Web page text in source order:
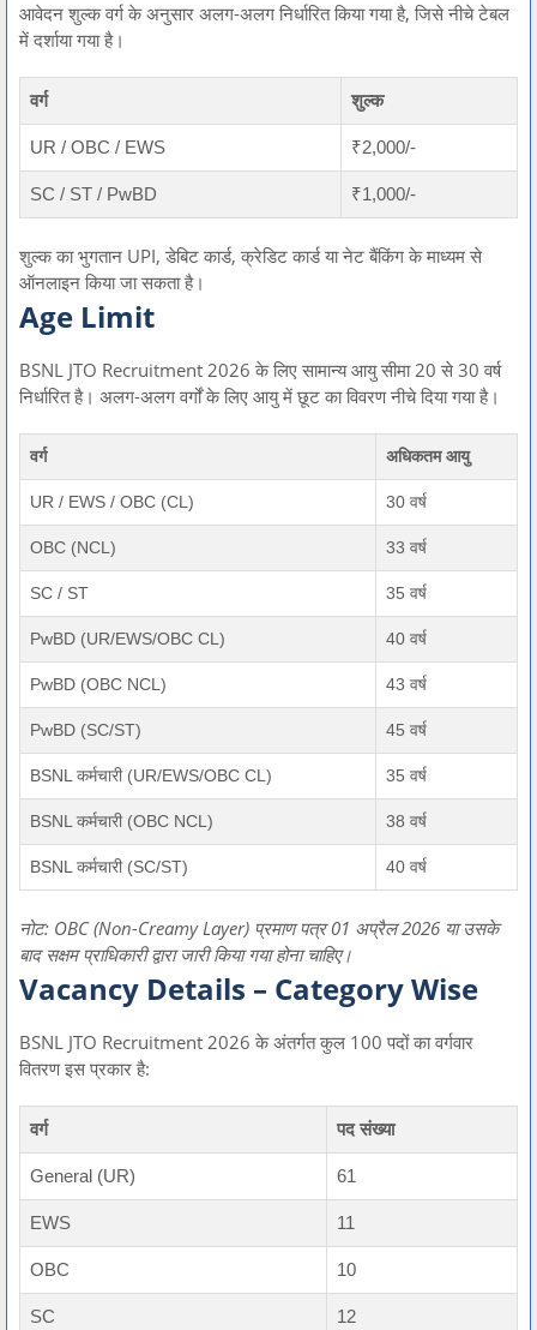
आवेदन शुल्क वर्ग के अनुसार अलग-अलग निर्धारित किया गया है, जिसे नीचे टेबल
में दर्शाया गया है।
वर्ग शुल्क
UR / OBC / EWS ₹2,000/-
SC / ST / PwBD ₹1,000/-
शुल्क का भुगतान UPI, डेबिट कार्ड, क्रेडिट कार्ड या नेट बैंकिंग के माध्यम से
ऑनलाइन किया जा सकता है।
Age Limit
BSNL JTO Recruitment 2026 के लिए सामान्य आयु सीमा 20 से 30 वर्ष
निर्धारित है। अलग-अलग वर्गों के लिए आयु में छूट का विवरण नीचे दिया गया है।
वर्ग अधिकतम आयु
UR / EWS / OBC (CL) 30 वर्ष
OBC (NCL) 33 वर्ष
SC / ST 35 वर्ष
PwBD (UR/EWS/OBC CL) 40 वर्ष
PwBD (OBC NCL) 43 वर्ष
PwBD (SC/ST) 45 वर्ष
BSNL कर्मचारी (UR/EWS/OBC CL) 35 वर्ष
BSNL कर्मचारी (OBC NCL) 38 वर्ष
BSNL कर्मचारी (SC/ST) 40 वर्ष
नोट: OBC (Non-Creamy Layer) प्रमाण पत्र 01 अप्रैल 2026 या उसके
बाद सक्षम प्राधिकारी द्वारा जारी किया गया होना चाहिए।
Vacancy Details – Category Wise
BSNL JTO Recruitment 2026 के अंतर्गत कुल 100 पदों का वर्गवार
वितरण इस प्रकार है:
वर्ग पद संख्या
General (UR) 61
EWS 11
OBC 10
SC 12